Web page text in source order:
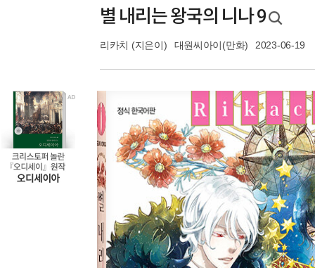
별 내리는 왕국의 니나 9
리카치 (지은이) 대원씨아이(만화) 2023-06-19